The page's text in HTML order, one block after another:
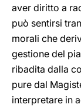
aver diritto a
può sentirsi
morali che
gestione del
ribadita dalla
pure dal
interpretare in